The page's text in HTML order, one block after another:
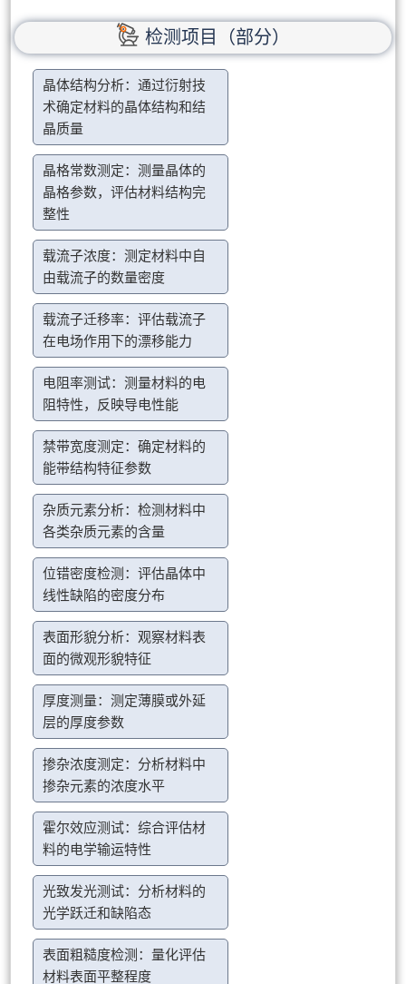
检测项目（部分）
晶体结构分析：通过衍射技
术确定材料的晶体结构和结
晶质量
晶格常数测定：测量晶体的
晶格参数，评估材料结构完
整性
载流子浓度：测定材料中自
由载流子的数量密度
载流子迁移率：评估载流子
在电场作用下的漂移能力
电阻率测试：测量材料的电
阻特性，反映导电性能
禁带宽度测定：确定材料的
能带结构特征参数
杂质元素分析：检测材料中
各类杂质元素的含量
位错密度检测：评估晶体中
线性缺陷的密度分布
表面形貌分析：观察材料表
面的微观形貌特征
厚度测量：测定薄膜或外延
层的厚度参数
掺杂浓度测定：分析材料中
掺杂元素的浓度水平
霍尔效应测试：综合评估材
料的电学输运特性
光致发光测试：分析材料的
光学跃迁和缺陷态
表面粗糙度检测：量化评估
材料表面平整程度